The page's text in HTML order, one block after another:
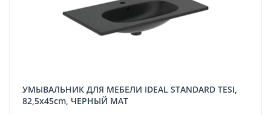
УМЫВАЛЬНИК ДЛЯ МЕБЕЛИ IDEAL STANDARD TESI,
82,5x45cm, ЧЕРНЫЙ МАТ